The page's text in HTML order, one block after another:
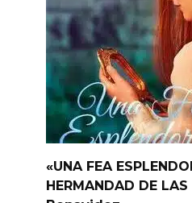
«UNA FEA
HERMANDAD DE